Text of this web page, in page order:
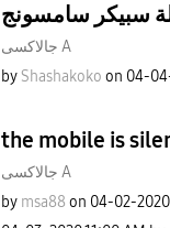
جالاكسى A
by Shashakoko on ‎04-
the mobile is
جالاكسى A
by msa88 on ‎04-02-2020